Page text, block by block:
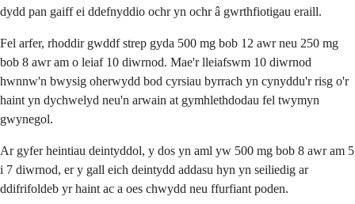
dydd pan gaiff ei ddefnyddio ochr yn ochr â gwrthfiotigau eraill.
Fel arfer, rhoddir gwddf strep gyda 500 mg bob 12 awr neu 250 mg
bob 8 awr am o leiaf 10 diwrnod. Mae'r lleiafswm 10 diwrnod
hwnnw'n bwysig oherwydd bod cyrsiau byrrach yn cynyddu'r risg o'r
haint yn dychwelyd neu'n arwain at gymhlethdodau fel twymyn
gwynegol.
Ar gyfer heintiau deintyddol, y dos yn aml yw 500 mg bob 8 awr am 5
i 7 diwrnod, er y gall eich deintydd addasu hyn yn seiliedig ar
ddifrifoldeb yr haint ac a oes chwydd neu ffurfiant poden.